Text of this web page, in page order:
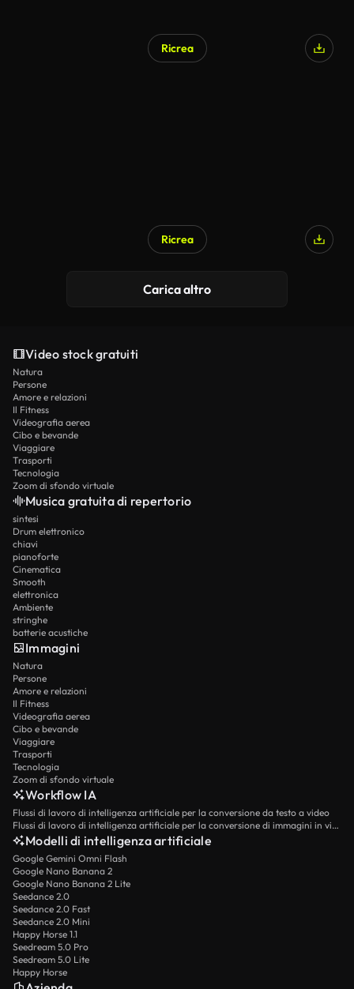
Ricrea
Ricrea
Carica altro
Video stock gratuiti
Natura
Persone
Amore e relazioni
Il Fitness
Videografia aerea
Cibo e bevande
Viaggiare
Trasporti
Tecnologia
Zoom di sfondo virtuale
Musica gratuita di repertorio
sintesi
Drum elettronico
chiavi
pianoforte
Cinematica
Smooth
elettronica
Ambiente
stringhe
batterie acustiche
Immagini
Natura
Persone
Amore e relazioni
Il Fitness
Videografia aerea
Cibo e bevande
Viaggiare
Trasporti
Tecnologia
Zoom di sfondo virtuale
Workflow IA
Flussi di lavoro di intelligenza artificiale per la conversione da testo a video
Flussi di lavoro di intelligenza artificiale per la conversione di immagini in video
Modelli di intelligenza artificiale
Google Gemini Omni Flash
Google Nano Banana 2
Google Nano Banana 2 Lite
Seedance 2.0
Seedance 2.0 Fast
Seedance 2.0 Mini
Happy Horse 1.1
Seedream 5.0 Pro
Seedream 5.0 Lite
Happy Horse